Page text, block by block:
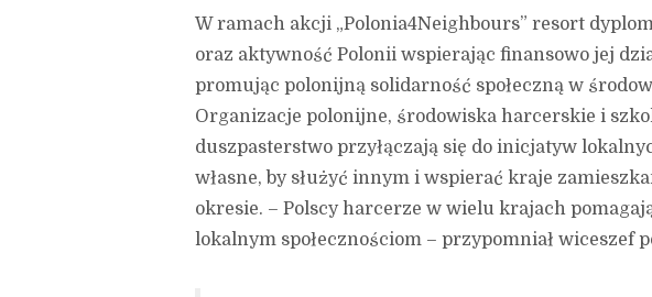
W ramach akcji „Polonia4Neighbours” resort
oraz aktywność Polonii wspierając finansowo jej
promując polonijną solidarność społeczną w
Organizacje polonijne, środowiska harcerskie i
duszpasterstwo przyłączają się do inicjatyw
własne, by służyć innym i wspierać kraje
okresie. – Polscy harcerze w wielu krajach
lokalnym społecznościom – przypomniał wiceszef